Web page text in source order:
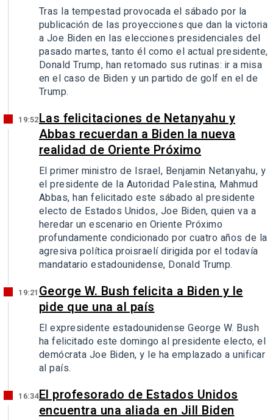
Tras la tempestad provocada el sábado por la
publicación de las proyecciones que dan la victoria
a Joe Biden en las elecciones presidenciales del
pasado martes, tanto él como el actual presidente,
Donald Trump, han retomado sus rutinas: ir a misa
en el caso de Biden y un partido de golf en el de
Trump.
19:52Las felicitaciones de Netanyahu y
Abbas recuerdan a Biden la nueva
realidad de Oriente Próximo
El primer ministro de Israel, Benjamin Netanyahu, y
el presidente de la Autoridad Palestina, Mahmud
Abbas, han felicitado este sábado al presidente
electo de Estados Unidos, Joe Biden, quien va a
heredar un escenario en Oriente Próximo
profundamente condicionado por cuatro años de la
agresiva política proisraelí dirigida por el todavía
mandatario estadounidense, Donald Trump.
19:21George W. Bush felicita a Biden y le
pide que una al país
El expresidente estadounidense George W. Bush
ha felicitado este domingo al presidente electo, el
demócrata Joe Biden, y le ha emplazado a unificar
al país.
16:34El profesorado de Estados Unidos
encuentra una aliada en Jill Biden